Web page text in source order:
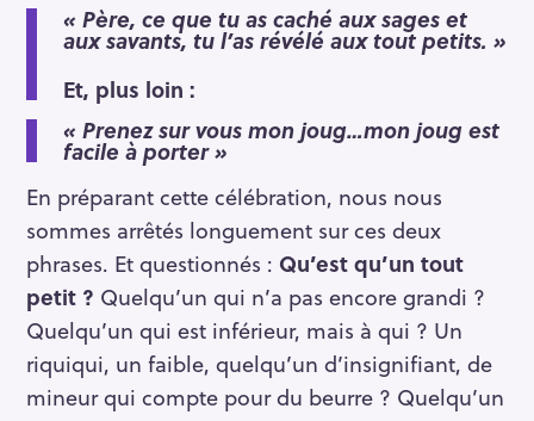
« Père, ce que tu as caché aux sages et
aux savants, tu l’as révélé aux tout petits. »
Et, plus loin :
« Prenez sur vous mon joug…mon joug est
facile à porter »
En préparant cette célébration, nous nous
sommes arrêtés longuement sur ces deux
phrases. Et questionnés : Qu’est qu’un tout
petit ? Quelqu’un qui n’a pas encore grandi ?
Quelqu’un qui est inférieur, mais à qui ? Un
riquiqui, un faible, quelqu’un d’insignifiant, de
mineur qui compte pour du beurre ? Quelqu’un